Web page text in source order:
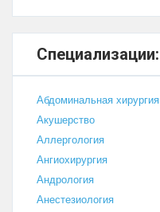
Специализации:
Абдоминальная хирургия
Акушерство
Аллергология
Ангиохирургия
Андрология
Анестезиология